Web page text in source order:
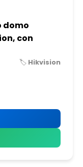
domo
con
🏷️ Hikvision